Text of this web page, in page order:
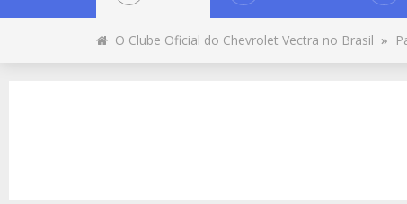
O Clube Oficial do Chevrolet Vectra no Brasil »